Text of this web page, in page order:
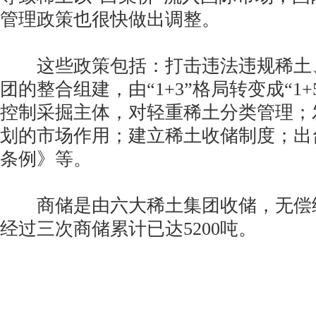
管理政策也很快做出调整。
这些政策包括：打击违法违规稀土
团的整合组建，由“1+3”格局转变成
控制采掘主体，对轻重稀土分类管理
划的市场作用；建立稀土收储制度；
条例》等。
商储是由六大稀土集团收储，无偿
经过三次商储累计已达5200吨。